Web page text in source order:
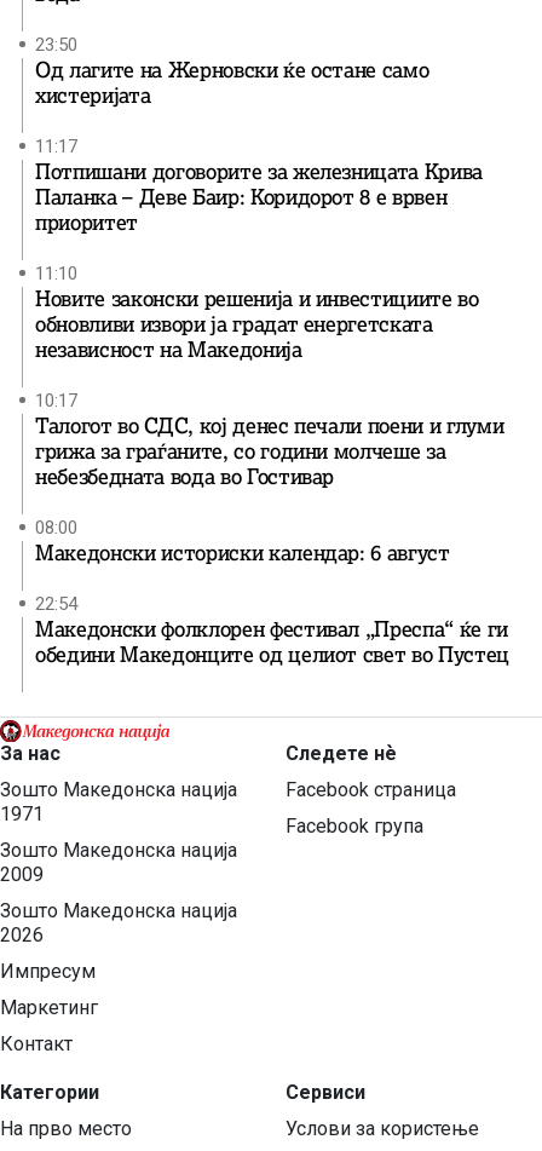
23:50
Од лагите на Жерновски ќе остане само
хистеријата
11:17
Потпишани договорите за железницата Крива
Паланка – Деве Баир: Коридорот 8 е врвен
приоритет
11:10
Новите законски решенија и инвестициите во
обновливи извори ја градат енергетската
независност на Македонија
10:17
Талогот во СДС, кој денес печали поени и глуми
грижа за граѓаните, со години молчеше за
небезбедната вода во Гостивар
08:00
Македонски историски календар: 6 август
22:54
Македонски фолклорен фестивал „Преспа“ ќе ги
обедини Македонците од целиот свет во Пустец
За нас
Зошто Македонска нација
1971
Зошто Македонска нација
2009
Зошто Македонска нација
2026
Импресум
Маркетинг
Контакт
Категории
На прво место
Следете нѐ
Facebook страница
Facebook група
Сервиси
Услови за користење